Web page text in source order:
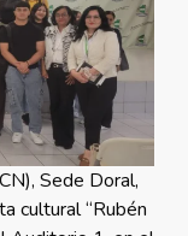
Sede Doral,
cultural “Rubén